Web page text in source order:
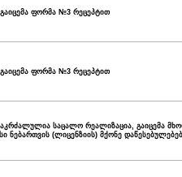
გაიცემა ფორმა №3 რეცეპტით
გაიცემა ფორმა №3 რეცეპტით
აკრძალულია საცალო რეალიზაცია, გაიცემა
ნებართვის (ლიცენზიის) მქონე